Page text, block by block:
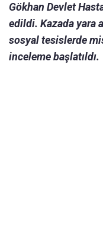
Gökhan Devlet
edildi. Kazada yara
sosyal tesislerde
inceleme başlatıldı.